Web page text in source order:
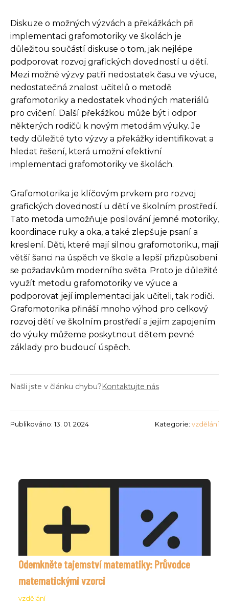
Diskuze o možných výzvách a překážkách při
implementaci grafomotoriky ve školách je
důležitou součástí diskuse o tom, jak nejlépe
podporovat rozvoj grafických dovedností u dětí.
Mezi možné výzvy patří nedostatek času ve výuce,
nedostatečná znalost učitelů o metodě
grafomotoriky a nedostatek vhodných materiálů
pro cvičení. Další překážkou může být i odpor
některých rodičů k novým metodám výuky. Je
tedy důležité tyto výzvy a překážky identifikovat a
hledat řešení, která umožní efektivní
implementaci grafomotoriky ve školách.
Grafomotorika je klíčovým prvkem pro rozvoj
grafických dovedností u dětí ve školním prostředí.
Tato metoda umožňuje posilování jemné motoriky,
koordinace ruky a oka, a také zlepšuje psaní a
kreslení. Děti, které mají silnou grafomotoriku, mají
větší šanci na úspěch ve škole a lepší přizpůsobení
se požadavkům moderního světa. Proto je důležité
využít metodu grafomotoriky ve výuce a
podporovat její implementaci jak učiteli, tak rodiči.
Grafomotorika přináší mnoho výhod pro celkový
rozvoj dětí ve školním prostředí a jejím zapojením
do výuky můžeme poskytnout dětem pevné
základy pro budoucí úspěch.
Našli jste v článku chybu?Kontaktujte nás
Publikováno: 13. 01. 2024 Kategorie: vzdělání
Odemkněte tajemství matematiky: Průvodce
matematickými vzorci
vzdělání